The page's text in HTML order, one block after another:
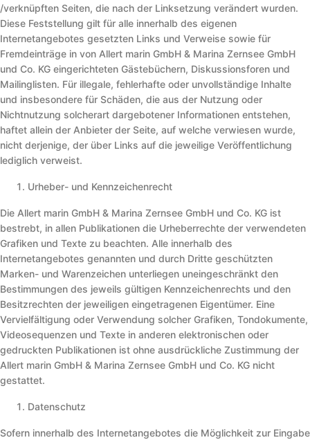
/verknüpften Seiten, die nach der Linksetzung verändert wurden.
Diese Feststellung gilt für alle innerhalb des eigenen
Internetangebotes gesetzten Links und Verweise sowie für
Fremdeinträge in von Allert marin GmbH & Marina Zernsee GmbH
und Co. KG eingerichteten Gästebüchern, Diskussionsforen und
Mailinglisten. Für illegale, fehlerhafte oder unvollständige Inhalte
und insbesondere für Schäden, die aus der Nutzung oder
Nichtnutzung solcherart dargebotener Informationen entstehen,
haftet allein der Anbieter der Seite, auf welche verwiesen wurde,
nicht derjenige, der über Links auf die jeweilige Veröffentlichung
lediglich verweist.
Urheber- und Kennzeichenrecht
Die Allert marin GmbH & Marina Zernsee GmbH und Co. KG ist
bestrebt, in allen Publikationen die Urheberrechte der verwendeten
Grafiken und Texte zu beachten. Alle innerhalb des
Internetangebotes genannten und durch Dritte geschützten
Marken- und Warenzeichen unterliegen uneingeschränkt den
Bestimmungen des jeweils gültigen Kennzeichenrechts und den
Besitzrechten der jeweiligen eingetragenen Eigentümer. Eine
Vervielfältigung oder Verwendung solcher Grafiken, Tondokumente,
Videosequenzen und Texte in anderen elektronischen oder
gedruckten Publikationen ist ohne ausdrückliche Zustimmung der
Allert marin GmbH & Marina Zernsee GmbH und Co. KG nicht
gestattet.
Datenschutz
Sofern innerhalb des Internetangebotes die Möglichkeit zur Eingabe